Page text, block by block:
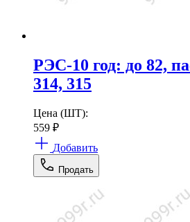
РЭС-10 год: до 82,
314, 315
Цена (ШТ):
559 ₽
Добавить
Продать